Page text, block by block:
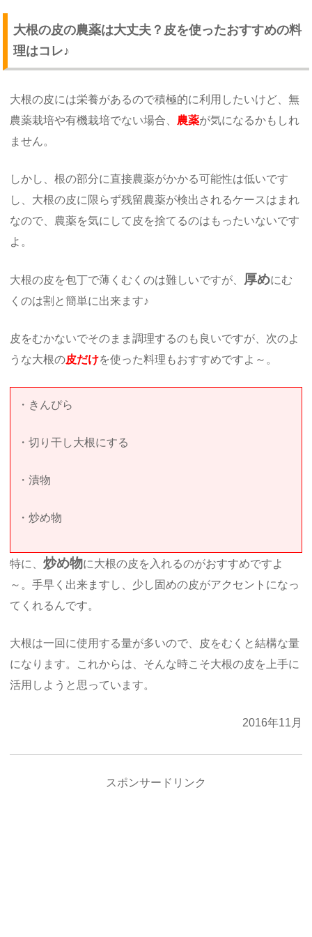
大根の皮の農薬は大丈夫？皮を使ったおすすめの料
理はコレ♪
大根の皮には栄養があるので積極的に利用したいけど、無
農薬栽培や有機栽培でない場合、 農薬が気になるかもしれ
ません。
しかし、根の部分に直接農薬がかかる可能性は低いです
し、大根の皮に限らず残留農薬が検出されるケースはまれ
なので、農薬を気にして皮を捨てるのはもったいないです
よ。
大根の皮を包丁で薄くむくのは難しいですが、 厚めにむ
くのは割と簡単に出来ます♪
皮をむかないでそのまま調理するのも良いですが、次のよ
うな大根の皮だけを使った料理もおすすめですよ～。
・きんぴら
・切り干し大根にする
・漬物
・炒め物
特に、炒め物に大根の皮を入れるのがおすすめですよ
～。手早く出来ますし、少し固めの皮がアクセントになっ
てくれるんです。
大根は一回に使用する量が多いので、皮をむくと結構な量
になります。これからは、そんな時こそ大根の皮を上手に
活用しようと思っています。
2016年11月
スポンサードリンク